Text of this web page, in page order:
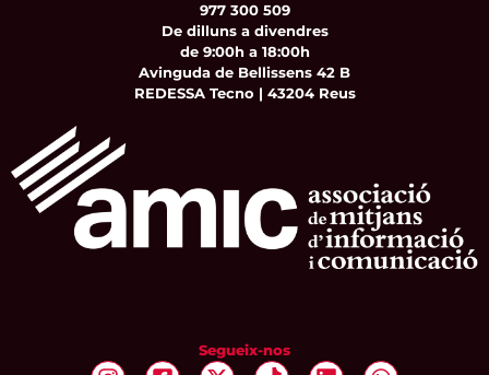
977 300 509
De dilluns a divendres
de 9:00h a 18:00h
Avinguda de Bellissens 42 B
REDESSA Tecno | 43204 Reus
Segueix-nos